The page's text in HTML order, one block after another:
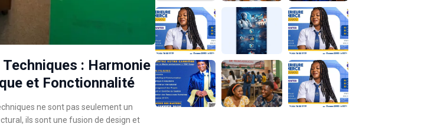
: Harmonie
et Fonctionnalité
ne sont pas seulement un
ils sont une fusion de design et